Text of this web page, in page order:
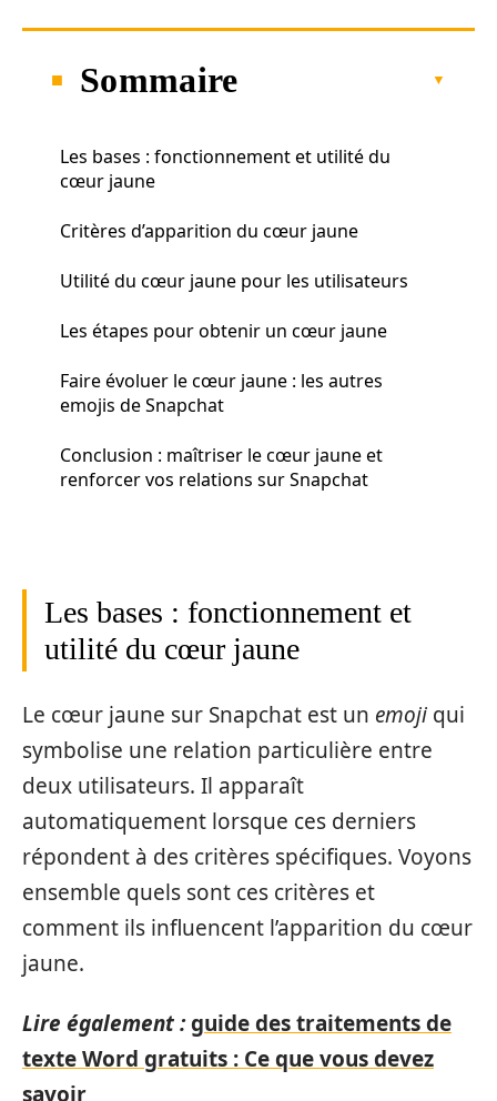
Sommaire
Les bases : fonctionnement et utilité du
cœur jaune
Critères d’apparition du cœur jaune
Utilité du cœur jaune pour les utilisateurs
Les étapes pour obtenir un cœur jaune
Faire évoluer le cœur jaune : les autres
emojis de Snapchat
Conclusion : maîtriser le cœur jaune et
renforcer vos relations sur Snapchat
Les bases : fonctionnement et
utilité du cœur jaune
Le cœur jaune sur Snapchat est un emoji qui
symbolise une relation particulière entre
deux utilisateurs. Il apparaît
automatiquement lorsque ces derniers
répondent à des critères spécifiques. Voyons
ensemble quels sont ces critères et
comment ils influencent l’apparition du cœur
jaune.
Lire également :guide des traitements de
texte Word gratuits : Ce que vous devez
savoir